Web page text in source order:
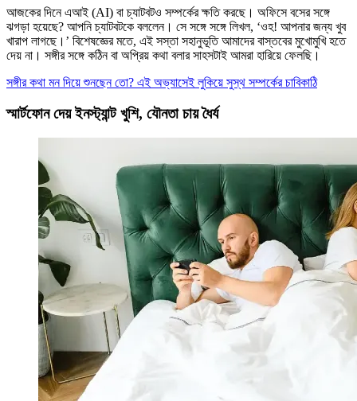
আজকের দিনে এআই (AI) বা চ্যাটবটও সম্পর্কের ক্ষতি করছে। অফিসে বসের সঙ্গে
ঝগড়া হয়েছে? আপনি চ্যাটবটকে বললেন। সে সঙ্গে সঙ্গে লিখল, ‘ওহ! আপনার জন্য খুব
খারাপ লাগছে।’ বিশেষজ্ঞের মতে, এই সস্তা সহানুভূতি আমাদের বাস্তবের মুখোমুখি হতে
দেয় না। সঙ্গীর সঙ্গে কঠিন বা অপ্রিয় কথা বলার সাহসটাই আমরা হারিয়ে ফেলছি।
সঙ্গীর কথা মন দিয়ে শুনছেন তো? এই অভ্যাসেই লুকিয়ে সুস্থ সম্পর্কের চাবিকাঠি
স্মার্টফোন দেয় ইনস্ট্যান্ট খুশি, যৌনতা চায় ধৈর্য